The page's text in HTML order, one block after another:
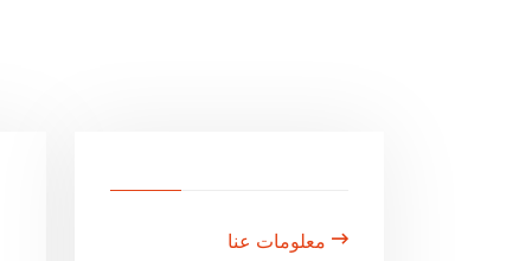
معلومات عنا